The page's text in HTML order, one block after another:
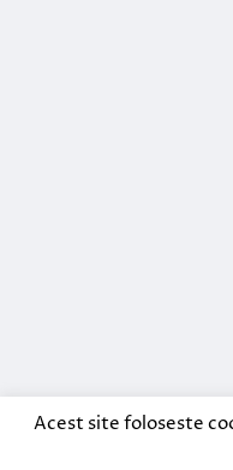
Acest site foloseste